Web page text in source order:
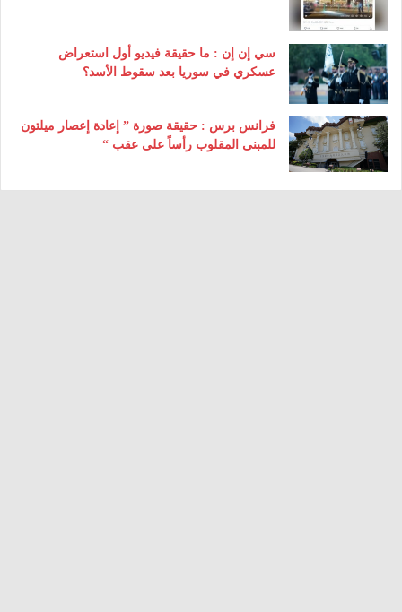
سي إن إن : ما حقيقة فيديو أول استعراض
عسكري في سوريا بعد سقوط الأسد؟
فرانس برس : حقيقة صورة ” إعادة إعصار ميلتون
للمبنى المقلوب رأساً على عقب “